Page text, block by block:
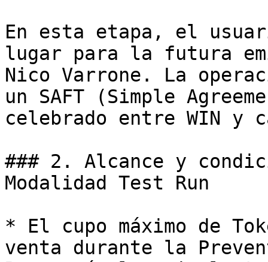
En esta etapa, el
lugar para la futura
Nico Varrone. La
un SAFT (Simple
celebrado entre WIN y
### 2. Alcance y
Modalidad Test Run
* El cupo máximo de
venta durante la